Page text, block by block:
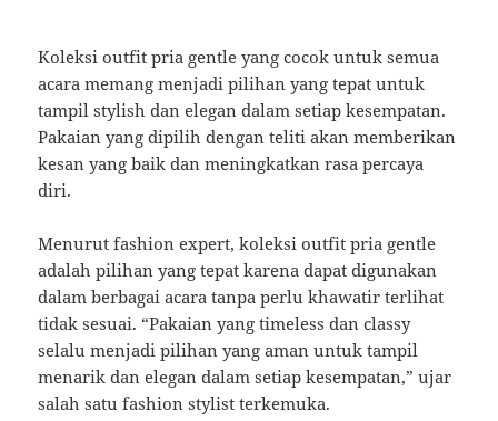
Koleksi outfit pria gentle yang cocok untuk semua
acara memang menjadi pilihan yang tepat untuk
tampil stylish dan elegan dalam setiap kesempatan.
Pakaian yang dipilih dengan teliti akan memberikan
kesan yang baik dan meningkatkan rasa percaya
diri.
Menurut fashion expert, koleksi outfit pria gentle
adalah pilihan yang tepat karena dapat digunakan
dalam berbagai acara tanpa perlu khawatir terlihat
tidak sesuai. “Pakaian yang timeless dan classy
selalu menjadi pilihan yang aman untuk tampil
menarik dan elegan dalam setiap kesempatan,” ujar
salah satu fashion stylist terkemuka.